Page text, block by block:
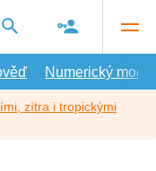
Numerický model
zítra i tropickými